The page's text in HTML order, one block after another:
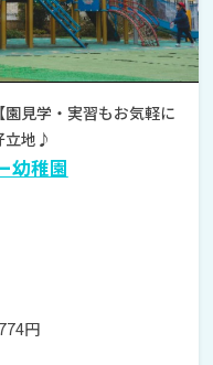
見学・実習もお気軽に
立地♪
幼稚園
円